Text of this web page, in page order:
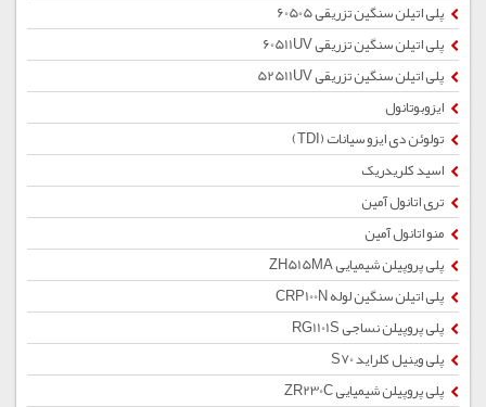
پلی اتیلن سنگین تزریقی 60505
پلی اتیلن سنگین تزریقی 60511UV
پلی اتیلن سنگین تزریقی 52511UV
ایزوبوتانول
تولوئن دی ایزو سیانات (TDI)
اسید کلریدریک
تری اتانول آمین
منو اتانول آمین
پلی پروپیلن شیمیایی ZH515MA
پلی اتیلن سنگین لوله CRP100N
پلی پروپیلن نساجی RG1101S
پلی وینیل کلراید S70
پلی پروپیلن شیمیایی ZR230C